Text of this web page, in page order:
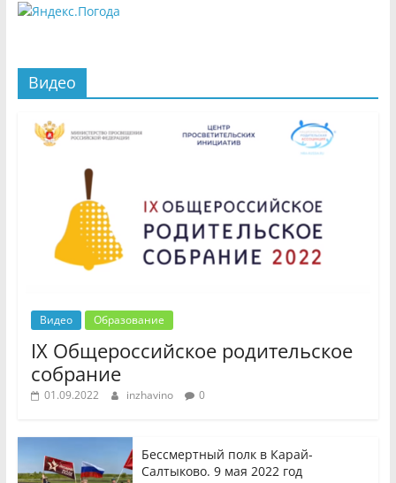
Видео
Видео Образование
IX Общероссийское родительское
собрание
01.09.2022 inzhavino 0
Бессмертный полк в Карай-
Салтыково. 9 мая 2022 год